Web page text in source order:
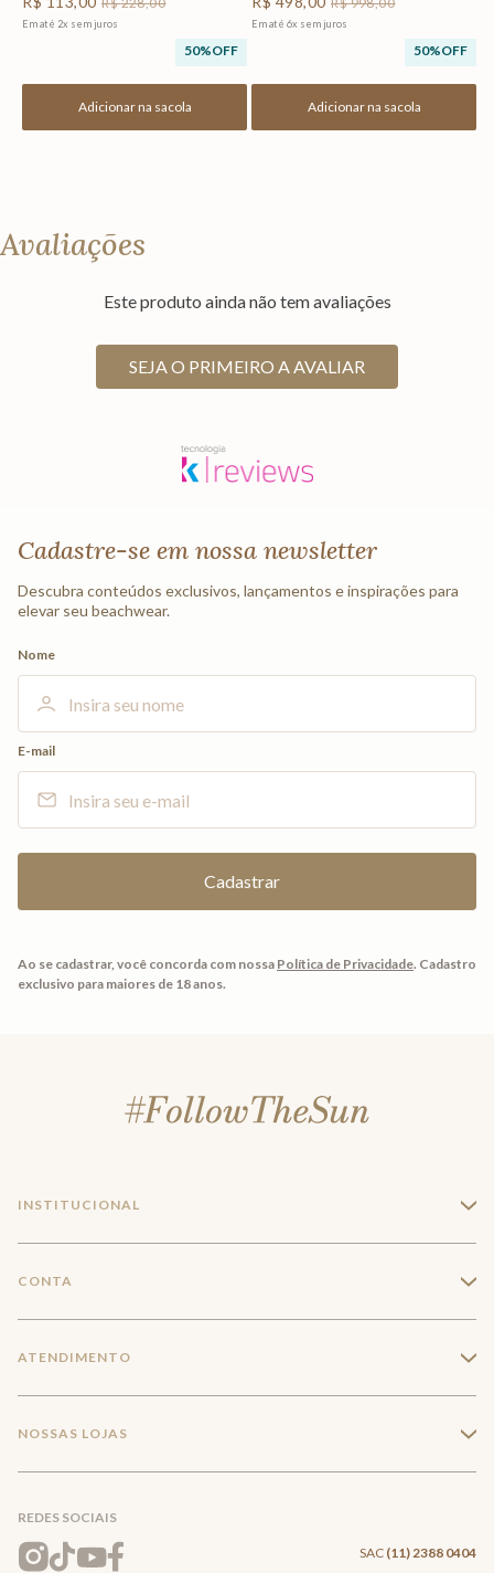
Em até 2x sem juros
50%OFF
Adicionar na sacola
Em até 6x sem juros
50%OFF
Adicionar na sacola
Avaliações
Este produto ainda não tem avaliações
SEJA O PRIMEIRO A AVALIAR
Cadastre-se em nossa newsletter
Descubra conteúdos exclusivos, lançamentos e inspirações para
elevar seu beachwear.
Nome
E-mail
Ao se cadastrar, você concorda com nossa Política de Privacidade. Cadastro
exclusivo para maiores de 18 anos.
INSTITUCIONAL +
Trabalhe conosco
Mapa do Site
CONTA +
Meus pedidos
Wishlist
ATENDIMENTO +
Entrega e Frete
NOSSAS LOJAS +
REDES SOCIAIS
SAC (11) 2388 0404